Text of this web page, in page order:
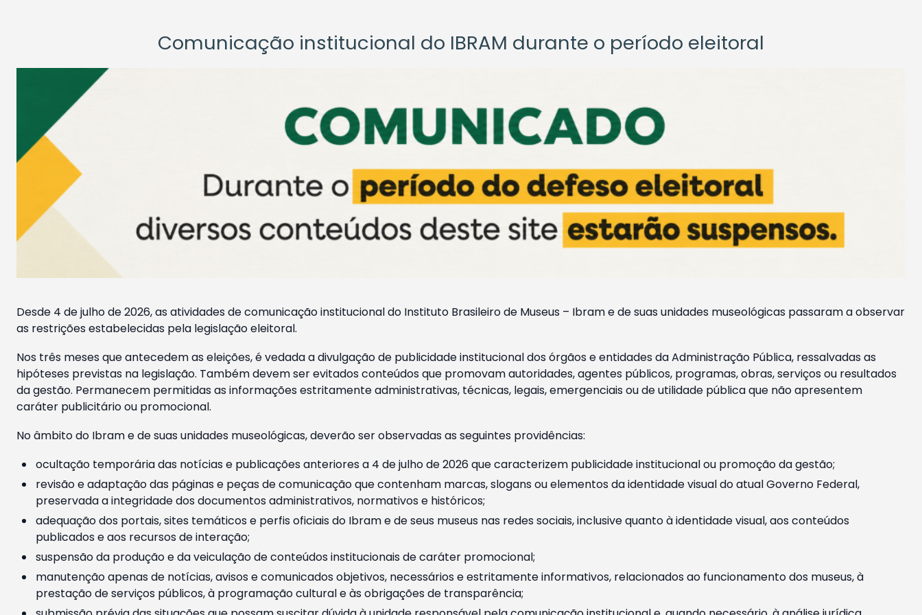
Comunicação institucional do IBRAM durante o período eleitoral
Desde 4 de julho de 2026, as atividades de comunicação institucional do Instituto Brasileiro de Museus – Ibram e de suas unidades museológicas passaram a observar
as restrições estabelecidas pela legislação eleitoral.
Nos três meses que antecedem as eleições, é vedada a divulgação de publicidade institucional dos órgãos e entidades da Administração Pública, ressalvadas as
hipóteses previstas na legislação. Também devem ser evitados conteúdos que promovam autoridades, agentes públicos, programas, obras, serviços ou resultados
da gestão. Permanecem permitidas as informações estritamente administrativas, técnicas, legais, emergenciais ou de utilidade pública que não apresentem
caráter publicitário ou promocional.
No âmbito do Ibram e de suas unidades museológicas, deverão ser observadas as seguintes providências:
ocultação temporária das notícias e publicações anteriores a 4 de julho de 2026 que caracterizem publicidade institucional ou promoção da gestão;
revisão e adaptação das páginas e peças de comunicação que contenham marcas, slogans ou elementos da identidade visual do atual Governo Federal,
preservada a integridade dos documentos administrativos, normativos e históricos;
adequação dos portais, sites temáticos e perfis oficiais do Ibram e de seus museus nas redes sociais, inclusive quanto à identidade visual, aos conteúdos
publicados e aos recursos de interação;
suspensão da produção e da veiculação de conteúdos institucionais de caráter promocional;
manutenção apenas de notícias, avisos e comunicados objetivos, necessários e estritamente informativos, relacionados ao funcionamento dos museus, à
prestação de serviços públicos, à programação cultural e às obrigações de transparência;